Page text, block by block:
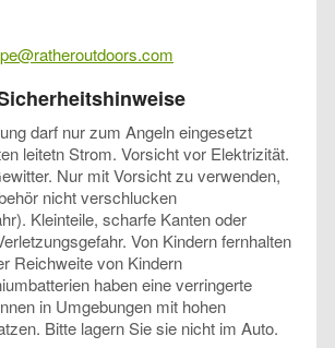
darf nur zum Angeln eingesetzt
leitetn Strom. Vorsicht vor Elektrizität.
Nur mit Vorsicht zu verwenden,
nicht verschlucken
Kleinteile, scharfe Kanten oder
Von Kindern fernhalten
Reichweite von Kindern
haben eine verringerte
in Umgebungen mit hohen
Bitte lagern Sie sie nicht im Auto.